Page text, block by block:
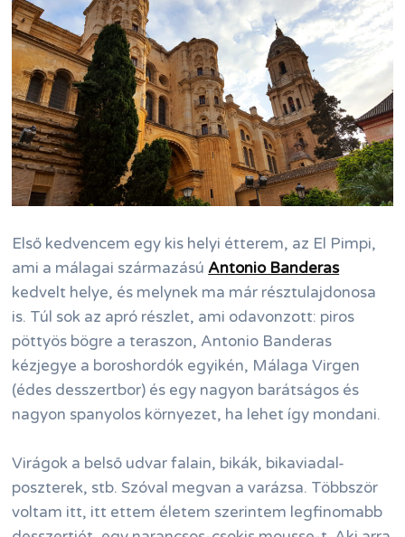
Első kedvencem egy kis helyi étterem, az El Pimpi,
ami a málagai származású Antonio Banderas
kedvelt helye, és melynek ma már résztulajdonosa
is. Túl sok az apró részlet, ami odavonzott: piros
pöttyös bögre a teraszon, Antonio Banderas
kézjegye a boroshordók egyikén, Málaga Virgen
(édes desszertbor) és egy nagyon barátságos és
nagyon spanyolos környezet, ha lehet így mondani.
Virágok a belső udvar falain, bikák, bikaviadal-
poszterek, stb. Szóval megvan a varázsa. Többször
voltam itt, itt ettem életem szerintem legfinomabb